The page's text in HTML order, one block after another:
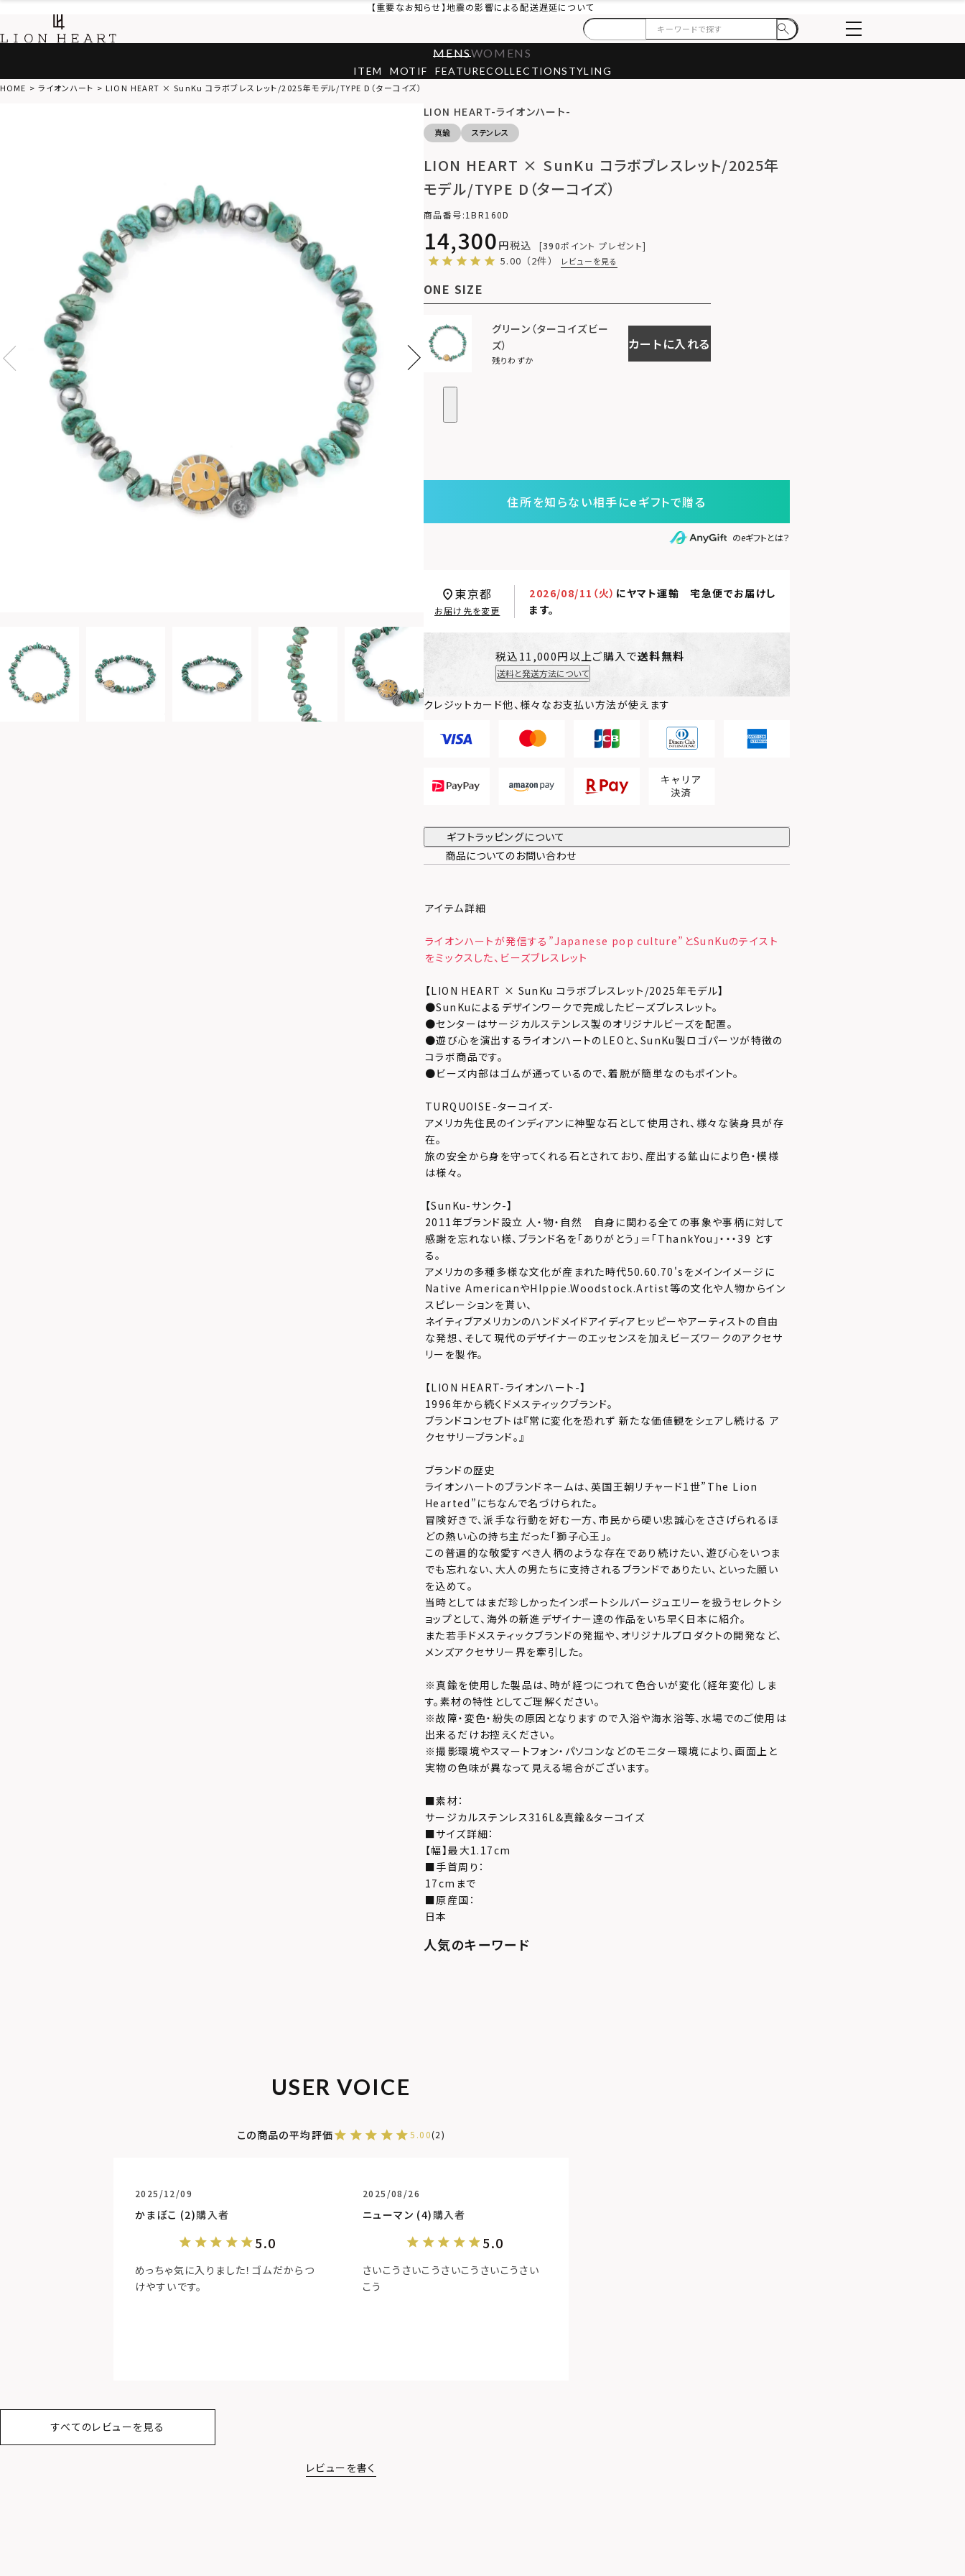
【重要なお知らせ】地震の影響による配送遅延について
MENSWOMENS
ITEM MOTIF FEATURECOLLECTIONSTYLING
HOME ライオンハート LION HEART × SunKu コラボブレスレット/2025年モデル/TYPE D（ターコイズ）
LION HEART-ライオンハート-
真鍮 ステンレス
LION HEART × SunKu コラボブレスレット/2025年
モデル/TYPE D（ターコイズ）
商品番号 1BR160D
14,300 税込 390ポイント プレゼント
5.00 （2件） レビューを見る
ONE SIZE
グリーン（ターコイズビー
ズ）
残りわずか
カートに入れる
住所を知らない相手にeギフトで贈る
のeギフトとは？
2026/08/11（火） にヤマト運輸 宅急便でお届けし
ます。
東京都
お届け先を変更
税込11,000円以上ご購入で送料無料
送料と発送方法について
クレジットカード他、様々なお支払い方法が使えます
ギフトラッピングについて
商品についてのお問い合わせ
アイテム詳細
ライオンハートが発信する”Japanese pop culture”とSunKuのテイスト
をミックスした、ビーズブレスレット
【LION HEART × SunKu コラボブレスレット/2025年モデル】
●SunKuによるデザインワークで完成したビーズブレスレット。
●センターはサージカルステンレス製のオリジナルビーズを配置。
●遊び心を演出するライオンハートのLEOと、SunKu製ロゴパーツが特徴の
コラボ商品です。
●ビーズ内部はゴムが通っているので、着脱が簡単なのもポイント。
TURQUOISE-ターコイズ-
アメリカ先住民のインディアンに神聖な石として使用され、様々な装身具が存
在。
旅の安全から身を守ってくれる石とされており、産出する鉱山により色・模様
は様々。
【SunKu-サンク-】
2011年ブランド設立 人・物・自然 自身に関わる全ての事象や事柄に対して
感謝を忘れない様、ブランド名を「ありがとう」＝「ThankYou」・・・39 とす
る。
アメリカの多種多様な文化が産まれた時代50.60.70'sをメインイメージに
Native AmericanやHIppie.Woodstock.Artist等の文化や人物からイン
スピレーションを貰い、
ネイティブアメリカンのハンドメイドアイディアヒッピーやアーティストの自由
な発想、そして現代のデザイナーのエッセンスを加えビーズワークのアクセサ
リーを製作。
【LION HEART-ライオンハート-】
1996年から続くドメスティックブランド。
ブランドコンセプトは『常に変化を恐れず 新たな価値観をシェアし続ける ア
クセサリーブランド。』
ブランドの歴史
ライオンハートのブランドネームは、英国王朝リチャード1世”The Lion
Hearted”にちなんで名づけられた。
冒険好きで、派手な行動を好む一方、市民から硬い忠誠心をささげられるほ
どの熱い心の持ち主だった「獅子心王」。
この普遍的な敬愛すべき人柄のような存在であり続けたい、遊び心をいつま
でも忘れない、大人の男たちに支持されるブランドでありたい、といった願い
を込めて。
当時としてはまだ珍しかったインポートシルバージュエリーを扱うセレクトシ
ョップとして、海外の新進デザイナー達の作品をいち早く日本に紹介。
また若手ドメスティックブランドの発掘や、オリジナルプロダクトの開発など、
メンズアクセサリー界を牽引した。
※真鍮を使用した製品は、時が経つにつれて色合いが変化（経年変化）しま
す。素材の特性としてご理解ください。
※故障・変色・紛失の原因となりますので入浴や海水浴等、水場でのご使用は
出来るだけお控えください。
※撮影環境やスマートフォン・パソコンなどのモニター環境により、画面上と
実物の色味が異なって見える場合がございます。
■素材：
サージカルステンレス316L&真鍮&ターコイズ
■サイズ詳細：
【幅】最大1.17cm
■手首周り：
17cmまで
■原産国：
日本
USER VOICE
5.00 2
かまぼこ 2 購入者
2025/12/09
めっちゃ気に入りました！ゴムだからつ
けやすいです。
ニューマン 4 購入者
2025/08/26
さいこうさいこうさいこうさいこうさい
こう
すべてのレビューを見る
レビューを書く